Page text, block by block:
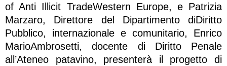
of Anti Illicit TradeWestern Europe, e Patrizia
Marzaro, Direttore del Dipartimento diDiritto
Pubblico, internazionale e comunitario, Enrico
MarioAmbrosetti, docente di Diritto Penale
all’Ateneo patavino, presenterà il progetto di